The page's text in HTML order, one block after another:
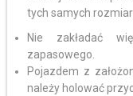
tych samych
Nie zakładać
zapasowego.
Pojazdem z
należy holować